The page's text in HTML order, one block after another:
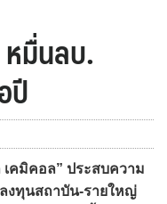
หมื่นลบ.
ปี
คมิคอล” ประสบความ
งทุนสถาบัน-รายใหญ่